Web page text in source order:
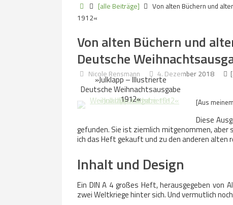
Start[alle Beiträge]
Von alten Büchern und
1912«
Von alten Büchern und
Deutsche
Nicole Rensmann 4. Dezember 2018
»Julklapp – Illustrierte
Deutsche Weihnachtsausgabe
1912«
[Aus
Diese
gefunden. Sie ist ziemlich mitgenommen,
ich das Heft gekauft und zu den anderen
Inhalt und Design
Ein DIN A 4 großes Heft, herausgegeben von
zwei Weltkriege hinter sich. Und vermutlich